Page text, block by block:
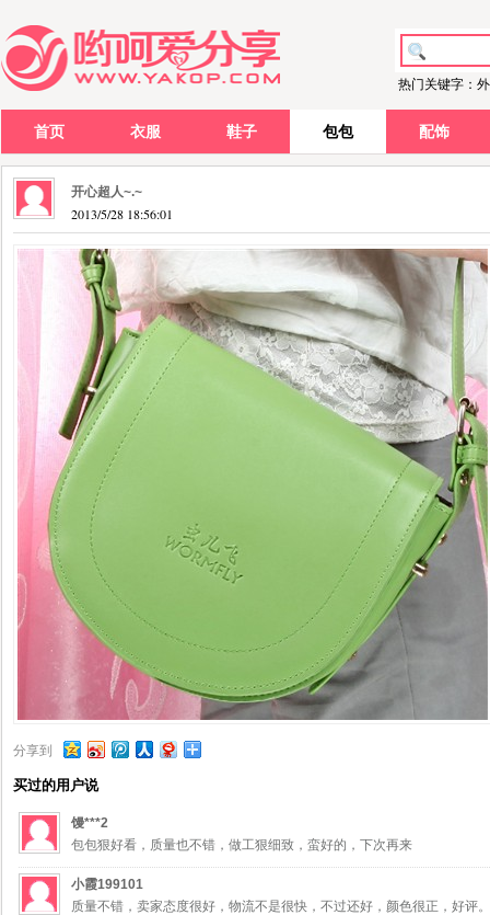
热门关键字：
首页 衣服 鞋子 包包 配饰
开心超人~.~
2013/5/28 18:56:01
分享到
买过的用户说
馒***2
包包狠好看，质量也不错，做工狠细致，蛮好的，下次再来
小霞199101
质量不错，卖家态度很好，物流不是很快，不过还好，颜色很正，好评。